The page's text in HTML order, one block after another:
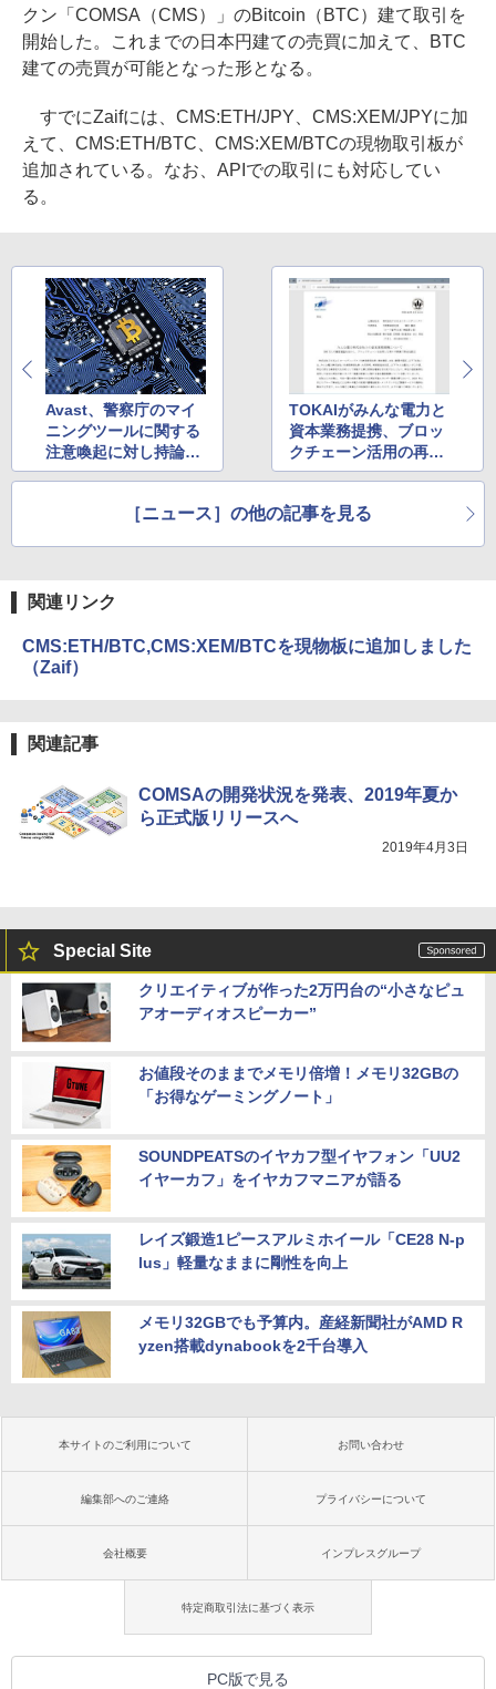
クン「COMSA（CMS）」のBitcoin（BTC）建て取引を
開始した。これまでの日本円建ての売買に加えて、BTC
建ての売買が可能となった形となる。
すでにZaifには、CMS:ETH/JPY、CMS:XEM/JPYに加
えて、CMS:ETH/BTC、CMS:XEM/BTCの現物取引板が
追加されている。なお、APIでの取引にも対応してい
る。
Avast、警察庁のマイ
ニングツールに関する
注意喚起に対し持論を
公開
TOKAIがみんな電力と
資本業務提携、ブロッ
クチェーン活用の再エ
ネ事業に着手
［ニュース］の他の記事を見る
関連リンク
CMS:ETH/BTC,CMS:XEM/BTCを現物板に追加しました
（Zaif）
関連記事
COMSAの開発状況を発表、2019年夏か
ら正式版リリースへ
2019年4月3日
Special Site
クリエイティブが作った2万円台の“小さなピュ
アオーディオスピーカー”
お値段そのままでメモリ倍増！メモリ32GBの
「お得なゲーミングノート」
SOUNDPEATSのイヤカフ型イヤフォン「UU2
イヤーカフ」をイヤカフマニアが語る
レイズ鍛造1ピースアルミホイール「CE28 N-p
lus」軽量なままに剛性を向上
メモリ32GBでも予算内。産経新聞社がAMD R
yzen搭載dynabookを2千台導入
本サイトのご利用について お問い合わせ
編集部へのご連絡 プライバシーについて
会社概要 インプレスグループ
特定商取引法に基づく表示
PC版で見る